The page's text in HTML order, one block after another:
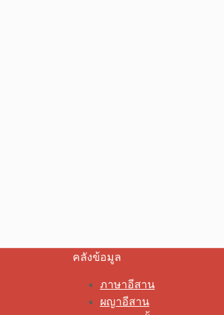
คลังข้อมูล
ภาษาอีสาน
ผญาอีสาน